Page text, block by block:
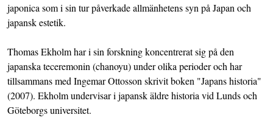
japonica som i sin tur påverkade allmänhetens syn på Japan och
japansk estetik.
Thomas Ekholm har i sin forskning koncentrerat sig på den
japanska teceremonin (chanoyu) under olika perioder och har
tillsammans med Ingemar Ottosson skrivit boken "Japans historia"
(2007). Ekholm undervisar i japansk äldre historia vid Lunds och
Göteborgs universitet.